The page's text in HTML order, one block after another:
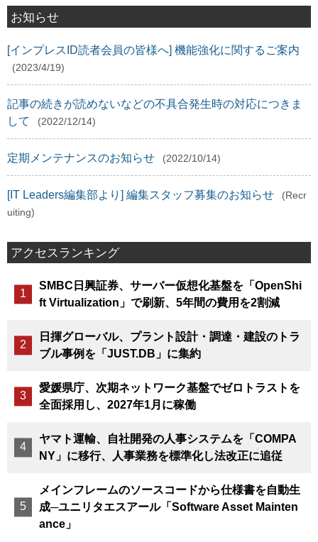
お知らせ
[インプレスID読者会員の皆様へ] 機能強化に関するご案内
(2023/4/19)
記事の続きが読めないなどの不具合発生時の対応につきま
して
(2022/12/14)
定期メンテナンスのお知らせ (2022/10/14)
[IT Leaders編集部より] 編集スタッフ募集のお知らせ
(Recr
uiting)
アクセスランキング
SMBC日興証券、サーバー仮想化基盤を「OpenShi
ft Virtualization」で刷新、5年間の費用を2割減
日揮グローバル、プラント設計・調達・建設のトラ
ブル事例を「JUST.DB」に集約
愛媛県庁、次期ネットワーク基盤でゼロトラストを
全面採用し、2027年1月に稼働
ヤマト運輸、自社開発の人事システムを「COMPA
NY」に移行、人事業務を標準化し法改正に追従
メインフレームのソースコードから仕様書を自動生
成─ユニリタエスアール「Software Asset Mainten
ance」